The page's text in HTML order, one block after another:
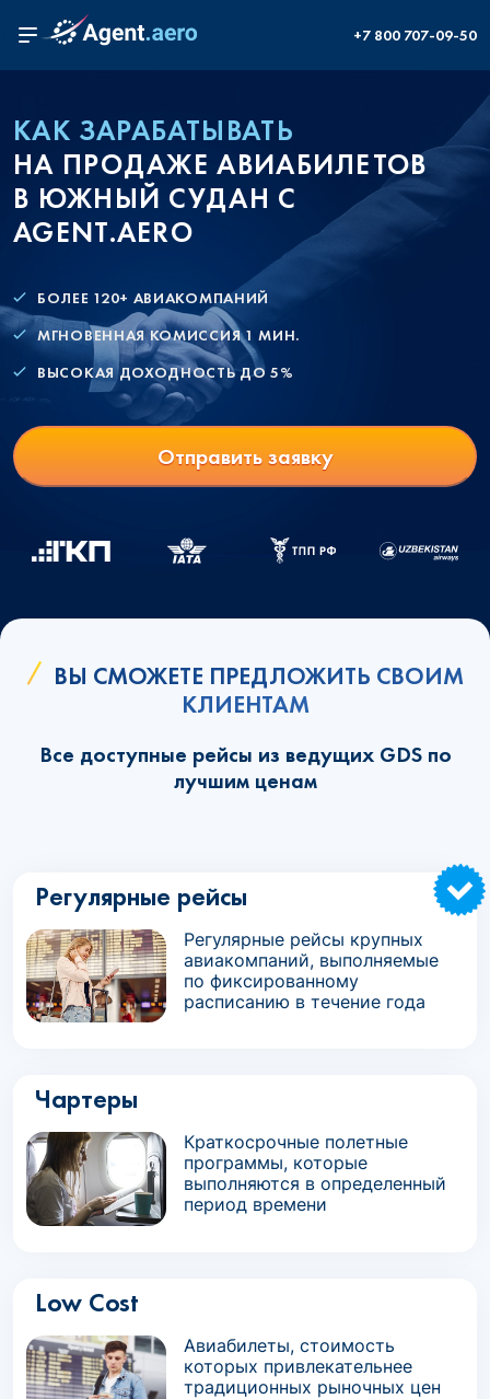
+7 800 707-09-50
КАК ЗАРАБАТЫВАТЬ
НА ПРОДАЖЕ АВИАБИЛЕТОВ
В ЮЖНЫЙ СУДАН С
AGENT.AERO
БОЛЕЕ 120+ АВИАКОМПАНИЙ
МГНОВЕННАЯ КОМИССИЯ 1 МИН.
ВЫСОКАЯ ДОХОДНОСТЬ ДО 5%
Отправить заявку
ВЫ СМОЖЕТЕ ПРЕДЛОЖИТЬ СВОИМ
КЛИЕНТАМ
Все доступные рейсы из ведущих GDS по
лучшим ценам
Регулярные рейсы
Регулярные рейсы крупных
авиакомпаний, выполняемые
по фиксированному
расписанию в течение года
Чартеры
Краткосрочные полетные
программы, которые
выполняются в определенный
период времени
Low Cost
Авиабилеты, стоимость
которых привлекательнее
традиционных рыночных цен